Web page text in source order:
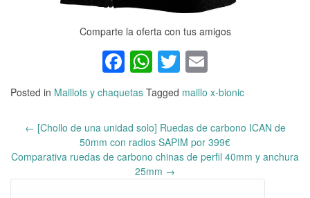
Comparte la oferta con tus amigos
Facebook
WhatsApp
Twitter
Posted in Maillots y chaquetas Tagged maillo x-bionic
navigation
← [Chollo de una unidad solo] Ruedas de carbono ICAN de
50mm con radios SAPIM por 399€
Comparativa ruedas de carbono chinas de perfil 40mm y anchura
25mm →